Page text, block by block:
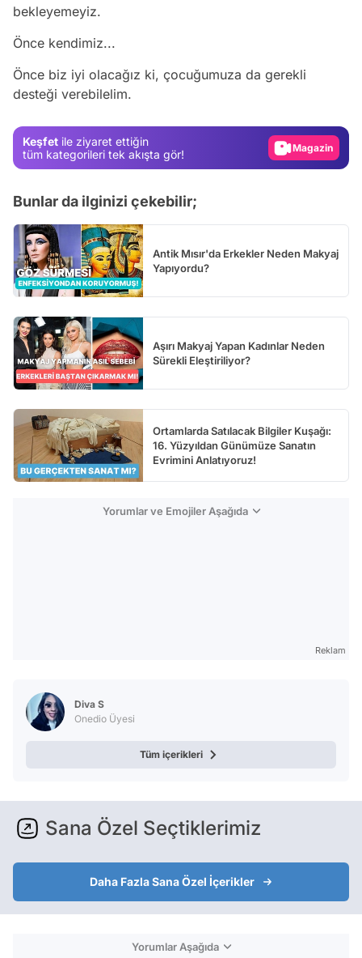
bekleyemeyiz.
Önce kendimiz...
Önce biz iyi olacağız ki, çocuğumuza da gerekli
desteği verebilelim.
Keşfet ile ziyaret ettiğin
tüm kategorileri tek akışta gör!
Video
Bunlar da ilginizi çekebilir;
Antik Mısır'da Erkekler Neden Makyaj
Yapıyordu?
Aşırı Makyaj Yapan Kadınlar Neden
Sürekli Eleştiriliyor?
Ortamlarda Satılacak Bilgiler Kuşağı:
16. Yüzyıldan Günümüze Sanatın
Evrimini Anlatıyoruz!
Yorumlar ve Emojiler Aşağıda
Reklam
Diva S
Onedio Üyesi
Tüm içerikleri
Sana Özel Seçtiklerimiz
Daha Fazla Sana Özel İçerikler
Yorumlar Aşağıda